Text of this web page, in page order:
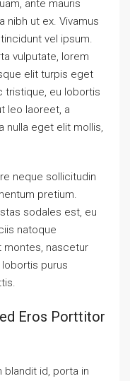
ante mauris
nibh ut ex. Vivamus
vel ipsum.
vulputate, lorem
elit turpis eget
tristique, eu lobortis
leo laoreet, a
nulla eget elit mollis,
neque sollicitudin
pretium.
sodales est, eu
natoque
montes, nascetur
purus
Eros Porttitor
blandit id, porta in